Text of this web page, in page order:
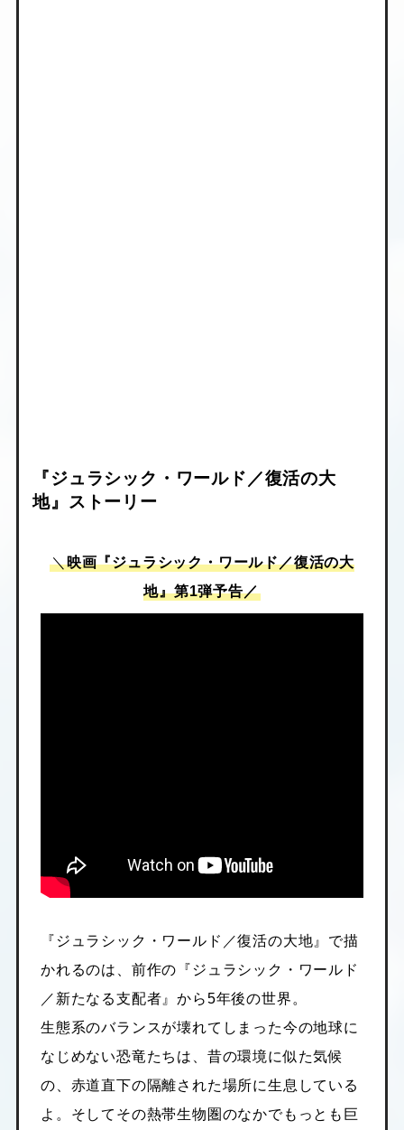
『ジュラシック・ワールド／復活の大
地』ストーリー
＼映画『ジュラシック・ワールド／復活の大
地』第1弾予告／
『ジュラシック・ワールド／復活の大地』で描
かれるのは、前作の『ジュラシック・ワールド
／新たなる支配者』から5年後の世界。
生態系のバランスが壊れてしまった今の地球に
なじめない恐竜たちは、昔の環境に似た気候
の、赤道直下の隔離された場所に生息している
よ。そしてその熱帯生物圏のなかでもっとも巨